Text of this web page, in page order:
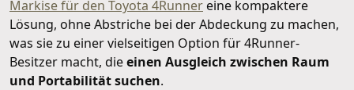
Markise für den Toyota 4Runnereine kompaktere
Lösung, ohne Abstriche bei der Abdeckung zu machen,
was sie zu einer vielseitigen Option für 4Runner-
Besitzer macht, dieeinen Ausgleich zwischen Raum
und Portabilität suchen.